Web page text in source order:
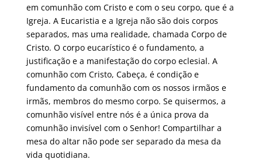
em comunhão com Cristo e com o seu corpo, que é a
Igreja. A Eucaristia e a Igreja não são dois corpos
separados, mas uma realidade, chamada Corpo de
Cristo. O corpo eucarístico é o fundamento, a
justificação e a manifestação do corpo eclesial. A
comunhão com Cristo, Cabeça, é condição e
fundamento da comunhão com os nossos irmãos e
irmãs, membros do mesmo corpo. Se quisermos, a
comunhão visível entre nós é a única prova da
comunhão invisível com o Senhor! Compartilhar a
mesa do altar não pode ser separado da mesa da
vida quotidiana.